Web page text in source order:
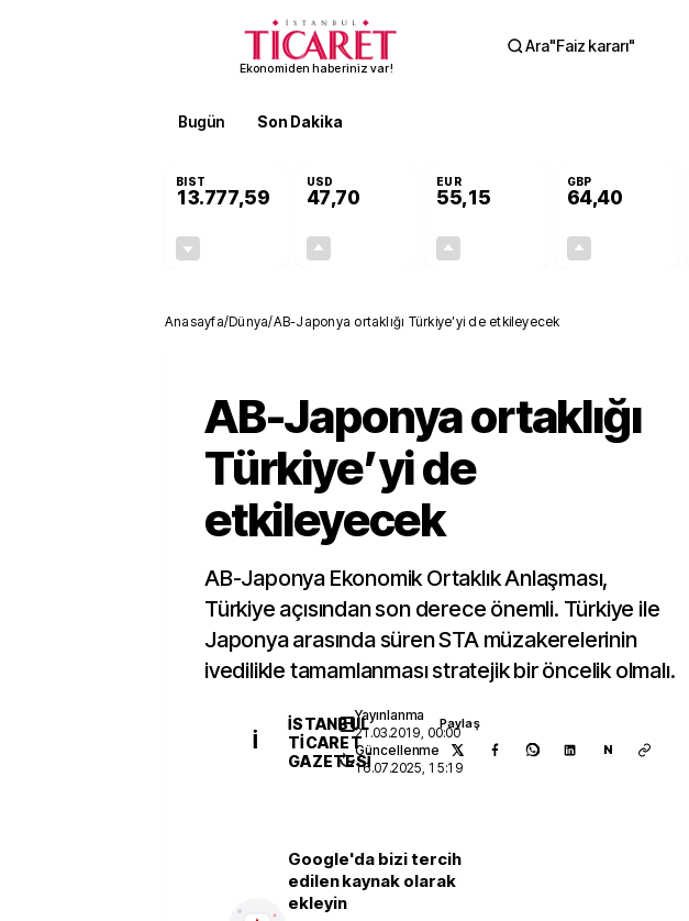
Ekonomiden haberiniz var!
Ara"Faiz kararı"
Bugün Son Dakika
BIST
13.777,59
USD
47,70
EUR
55,15
GBP
64,40
Anasayfa/Dünya/AB-Japonya ortaklığı Türkiye’yi de etkileyecek
AB-Japonya ortaklığı
Türkiye’yi de
etkileyecek
AB-Japonya Ekonomik Ortaklık Anlaşması,
Türkiye açısından son derece önemli. Türkiye ile
Japonya arasında süren STA müzakerelerinin
ivedilikle tamamlanması stratejik bir öncelik olmalı.
İ
İSTANBUL
TICARET
GAZETESI
Yayınlanma
21.03.2019, 00:00
Güncellenme
16.07.2025, 15:19
Paylaş
N
Google'da bizi tercih
edilen kaynak olarak
ekleyin